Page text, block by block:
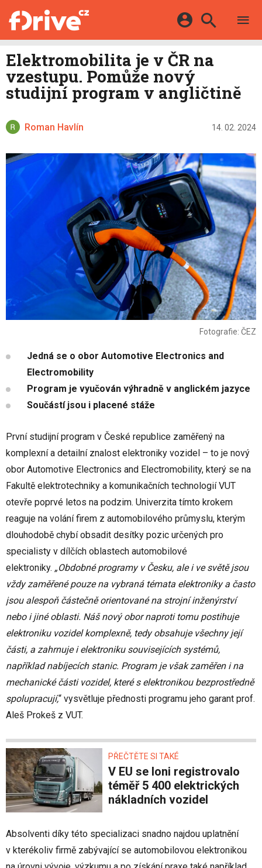
KATALOG
MAPA STANIC
DALŠÍ
HYBRIDY
E-MOTORSPORT
OSTATNÍ
Facebook Google
Elektromobilita je v ČR na
vzestupu. Pomůže nový
studijní program v angličtině
Roman Havlín 14. 02. 2024
Fotografie: ČEZ
Jedná se o obor Automotive Electronics and
Electromobility
Program je vyučován výhradně v anglickém jazyce
Součástí jsou i placené stáže
První studijní program v České republice zaměřený na
komplexní a detailní znalost elektroniky vozidel – to je nový
obor Automotive Electronics and Electromobility, který se na
Fakultě elektrotechniky a komunikačních technologií VUT
otevře poprvé letos na podzim. Univerzita tímto krokem
reaguje na volání firem z automobilového průmyslu, kterým
dlouhodobě chybí obsadit desítky pozic určených pro
specialisty v dílčích oblastech automobilové
elektroniky. „Obdobné programy v Česku, ale i ve světě jsou
vždy zaměřené pouze na vybraná témata elektroniky a často
jsou alespoň částečně orientované na strojní inženýrství
nebo i jiné oblasti. Náš nový obor naproti tomu postihuje
elektroniku vozidel komplexně, tedy obsahuje všechny její
části, a zahrnuje i elektroniku souvisejících systémů,
například nabíjecích stanic. Program je však zaměřen i na
mechanické části vozidel, které s elektronikou bezprostředně
spolupracují,“ vysvětluje přednosti programu jeho garant prof.
Aleš Prokeš z VUT.
PŘEČTĚTE SI TAKÉ
V EU se loni registrovalo
téměř 5 400 elektrických
nákladních vozidel
Absolventi díky této specializaci snadno najdou uplatnění
v kterékoliv firmě zabývající se automobilovou elektronikou